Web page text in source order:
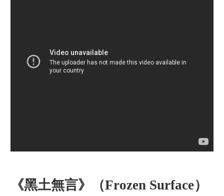
《黑土無言》（Frozen Surface）